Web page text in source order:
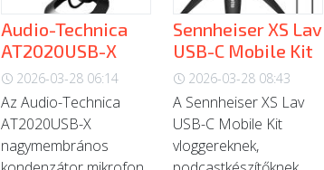
Audio-Technica
AT2020USB-X
2026-03-28 06:14
Az Audio-Technica
AT2020USB-X
nagymembrános
Sennheiser XS Lav
USB-C Mobile Kit
2026-03-28 08:43
A Sennheiser XS Lav
USB-C Mobile Kit
vloggereknek,